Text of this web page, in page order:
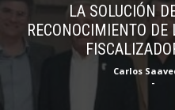
LA SOLUCIÓN
RECONOCIMIENTO
Carlos
-